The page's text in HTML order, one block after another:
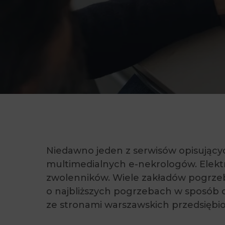
Niedawno jeden z serwisów
multimedialnych e-nekrologów.
zwolenników. Wiele zakładów
o najbliższych pogrzebach w sposób
ze stronami warszawskich